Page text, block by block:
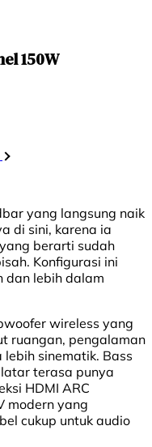
150W
yang langsung naik
di sini, karena ia
berarti sudah
Konfigurasi ini
dan lebih dalam
wireless yang
ruangan, pengalaman
sinematik. Bass
terasa punya
HDMI ARC
modern yang
cukup untuk audio